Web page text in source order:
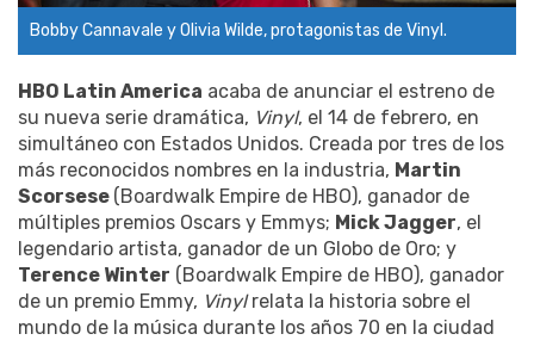
Bobby Cannavale y Olivia Wilde, protagonistas de Vinyl.
HBO Latin America acaba de anunciar el estreno de
su nueva serie dramática, Vinyl, el 14 de febrero, en
simultáneo con Estados Unidos. Creada por tres de los
más reconocidos nombres en la industria, Martin
Scorsese (Boardwalk Empire de HBO), ganador de
múltiples premios Oscars y Emmys; Mick Jagger, el
legendario artista, ganador de un Globo de Oro; y
Terence Winter (Boardwalk Empire de HBO), ganador
de un premio Emmy, Vinylrelata la historia sobre el
mundo de la música durante los años 70 en la ciudad